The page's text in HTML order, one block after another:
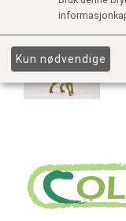
Kun nødvendige